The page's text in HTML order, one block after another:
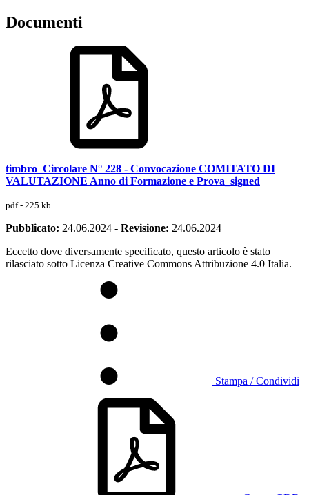
Documenti
timbro_Circolare N° 228 - Convocazione COMITATO DI
VALUTAZIONE Anno di Formazione e Prova_signed
pdf - 225 kb
Pubblicato: 24.06.2024 - Revisione: 24.06.2024
Eccetto dove diversamente specificato, questo articolo è stato
rilasciato sotto Licenza Creative Commons Attribuzione 4.0 Italia.
Stampa / Condividi